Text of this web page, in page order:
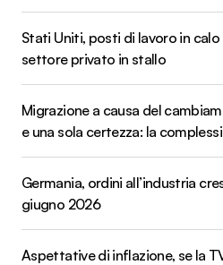
Stati Uniti, posti di lavoro in calo
settore privato in stallo
Migrazione a causa del
e una sola certezza: la
Germania, ordini all’industria
giugno 2026
Aspettative di inflazione, se la